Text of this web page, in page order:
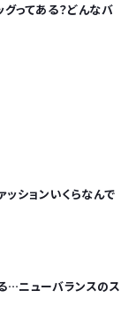
ってある？どんなバ
ッションいくらなんで
…ニューバランスのス